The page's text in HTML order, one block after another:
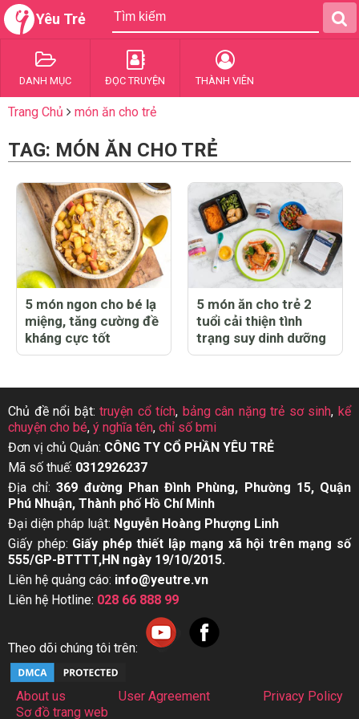
Yêu Trẻ
DANH MỤC ĐỌC TRUYỆN THÀNH VIÊN
Trang Chủ món ăn cho trẻ
TAG: MÓN ĂN CHO TRẺ
5 món ngon cho bé lạ
miệng, tăng cường đề
kháng cực tốt
5 món ăn cho trẻ 2
tuổi cải thiện tình
trạng suy dinh dưỡng
Chủ đề nổi bật:truyện cổ tích, bảng cân nặng trẻ sơ sinh,kể
chuyện cho bé, ý nghĩa tên, chỉ số bmi
Đơn vị chủ Quản: CÔNG TY CỔ PHẦN YÊU TRẺ
Mã số thuế: 0312926237
Địa chỉ:369 đường Phan Đình Phùng, Phường 15, Quận
Phú Nhuận, Thành phố Hồ Chí Minh
Đại diện pháp luật: Nguyễn Hoàng Phượng Linh
Giấy phép: Giấy phép thiết lập mạng xã hội trên mạng số
555/GP-BTTTT,HN ngày 19/10/2015.
Liên hệ quảng cáo: info@yeutre.vn
Liên hệ Hotline: 028 66 888 99
Theo dõi chúng tôi trên:
About us User Agreement
Privacy Policy
Sơ đồ trang web